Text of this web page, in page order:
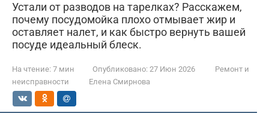
Устали от разводов на тарелках? Расскажем,
почему посудомойка плохо отмывает жир и
оставляет налет, и как быстро вернуть вашей
посуде идеальный блеск.
На чтение: 7 мин Опубликовано: 27 Июн 2026
Ремонт и
неисправности
Елена Смирнова